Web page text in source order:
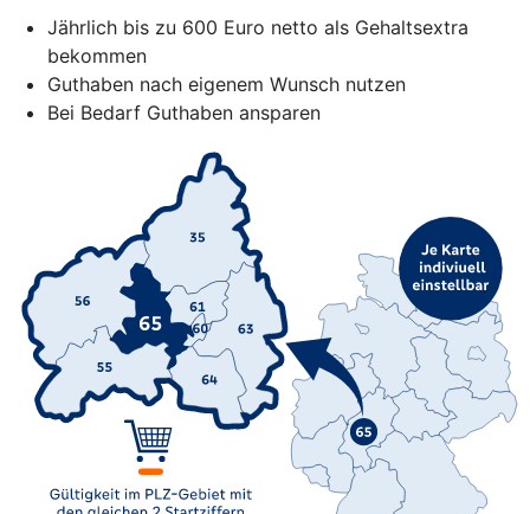
Jährlich bis zu 600 Euro netto als Gehaltsextra
bekommen
Guthaben nach eigenem Wunsch nutzen
Bei Bedarf Guthaben ansparen